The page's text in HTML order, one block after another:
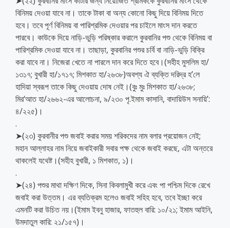
বিনিময় দেওয়া যাবে না। তাকে টাকা বা অন্য কোনো কিছু দিয়ে বিনিময় দিতে
হবে। তবে পূর্ণ বিনিময় বা পারিশ্রমিক দেওয়ার পর চাইলে মাংস দান করতে
পারবে। কাউকে দিয়ে নাড়ি-ভুড়ি পরিষ্কার করালে কুরবানির পশু থেকে বিনিময় বা
পারিশ্রমিক দেওয়া যাবে না। তাছাড়া, কুরবানির পশুর চর্বি বা নাড়ি-ভুড়ি বিক্রি
করা যাবে না। নিজেরা খেতে না পারলে দান করে দিতে হবে।(সহীহ মুসলিম হা/
১৩১৭; বুখারী হা/১৭১৭; মিশকাত হা/২৬৩৮)অবশ্য ঐ ব্যক্তি দরিদ্র হ’লে
হাদিয়া স্বরূপ তাকে কিছু দেওয়ায় দোষ নেই।(বুঃ মুঃ মিশকাত হা/২৬৩৮;
মির‘আত হা/২৬৬২-এর আলোচনা, ৯/২৩০ পৃ.ইমাম কাসানি, বাদায়িউস সনায়ি’:
৪/২২৫)।
.
➤(২৩) কুরবানীর পশু জবাই করার সময় শরিকদের নাম বলার প্রয়োজন নেই;
মহান আল্লাহর নাম নিয়ে জবাইকারী সবার পক্ষ থেকে জবাই করছে, এটা অন্তরে
থাকলেই যথেষ্ট।(সহীহ বুখারী, ১ মিশকাত, ১)।
.
➤(২৪) পশুর মাথা দক্ষিণ দিকে, সিনা কিবলামুখী করে এবং পা পশ্চিম দিকে রেখে
জবাই করা উত্তম। এর ব্যতিক্রম হলেও জবাই সহিহ হবে, তবে ইচ্ছা করে
এমনটি করা উচিত নয়।(ইমাম ইবনু হাজার, ফাতহুল বারি: ১০/২১; ইমাম আইনি,
উমদাতুল কারি: ২১/১৫৭)।